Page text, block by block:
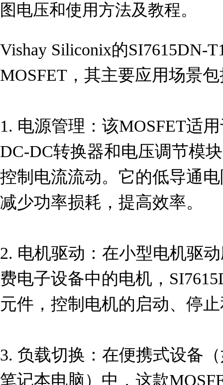
图电压和使用方法及教程。
Vishay Siliconix的SI7615DN-
MOSFET，其主要应用场景
1. 电源管理：该MOSFET适
DC-DC转换器和电压调节模
控制电流流动。它的低导通
减少功率损耗，提高效率。
2. 电机驱动：在小型电机驱
费电子设备中的电机，
元件，控制电机的启动、停
3. 负载切换：在便携式设备
笔记本电脑）中，这款